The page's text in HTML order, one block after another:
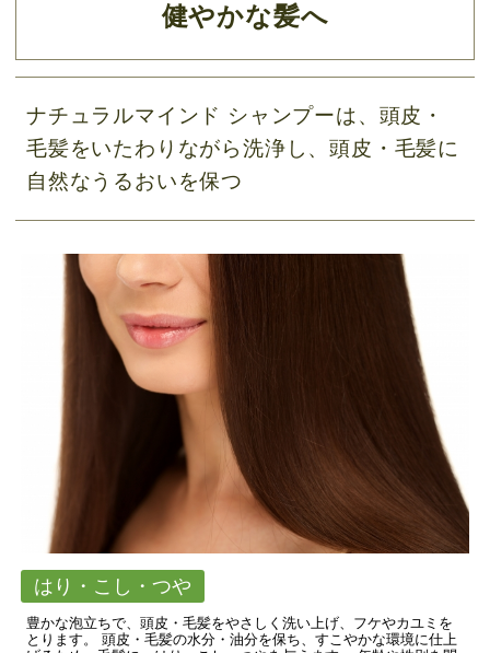
健やかな髪へ
ナチュラルマインド シャンプーは、頭皮・
毛髪をいたわりながら洗浄し、頭皮・毛髪に
自然なうるおいを保つ
はり・こし・つや
豊かな泡立ちで、頭皮・毛髪をやさしく洗い上げ、フケやカユミを
とります。 頭皮・毛髪の水分・油分を保ち、すこやかな環境に仕上